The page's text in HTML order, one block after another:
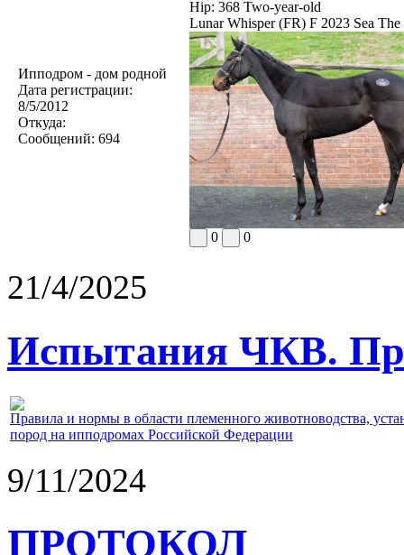
Ипподром - дом родной
Дата регистрации:
8/5/2012
Откуда:
Сообщений: 694
Hip: 368 Two-year-old
Lunar Whisper (FR) F 2023 Sea
0 0
21/4/2025
Испытания ЧКВ.
Правила и нормы в области племенного животноводства,
пород на ипподромах Российской Федерации
9/11/2024
ПРОТОКОЛ